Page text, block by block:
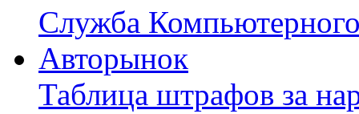
Служба
Авторынок
Таблица штрафов за